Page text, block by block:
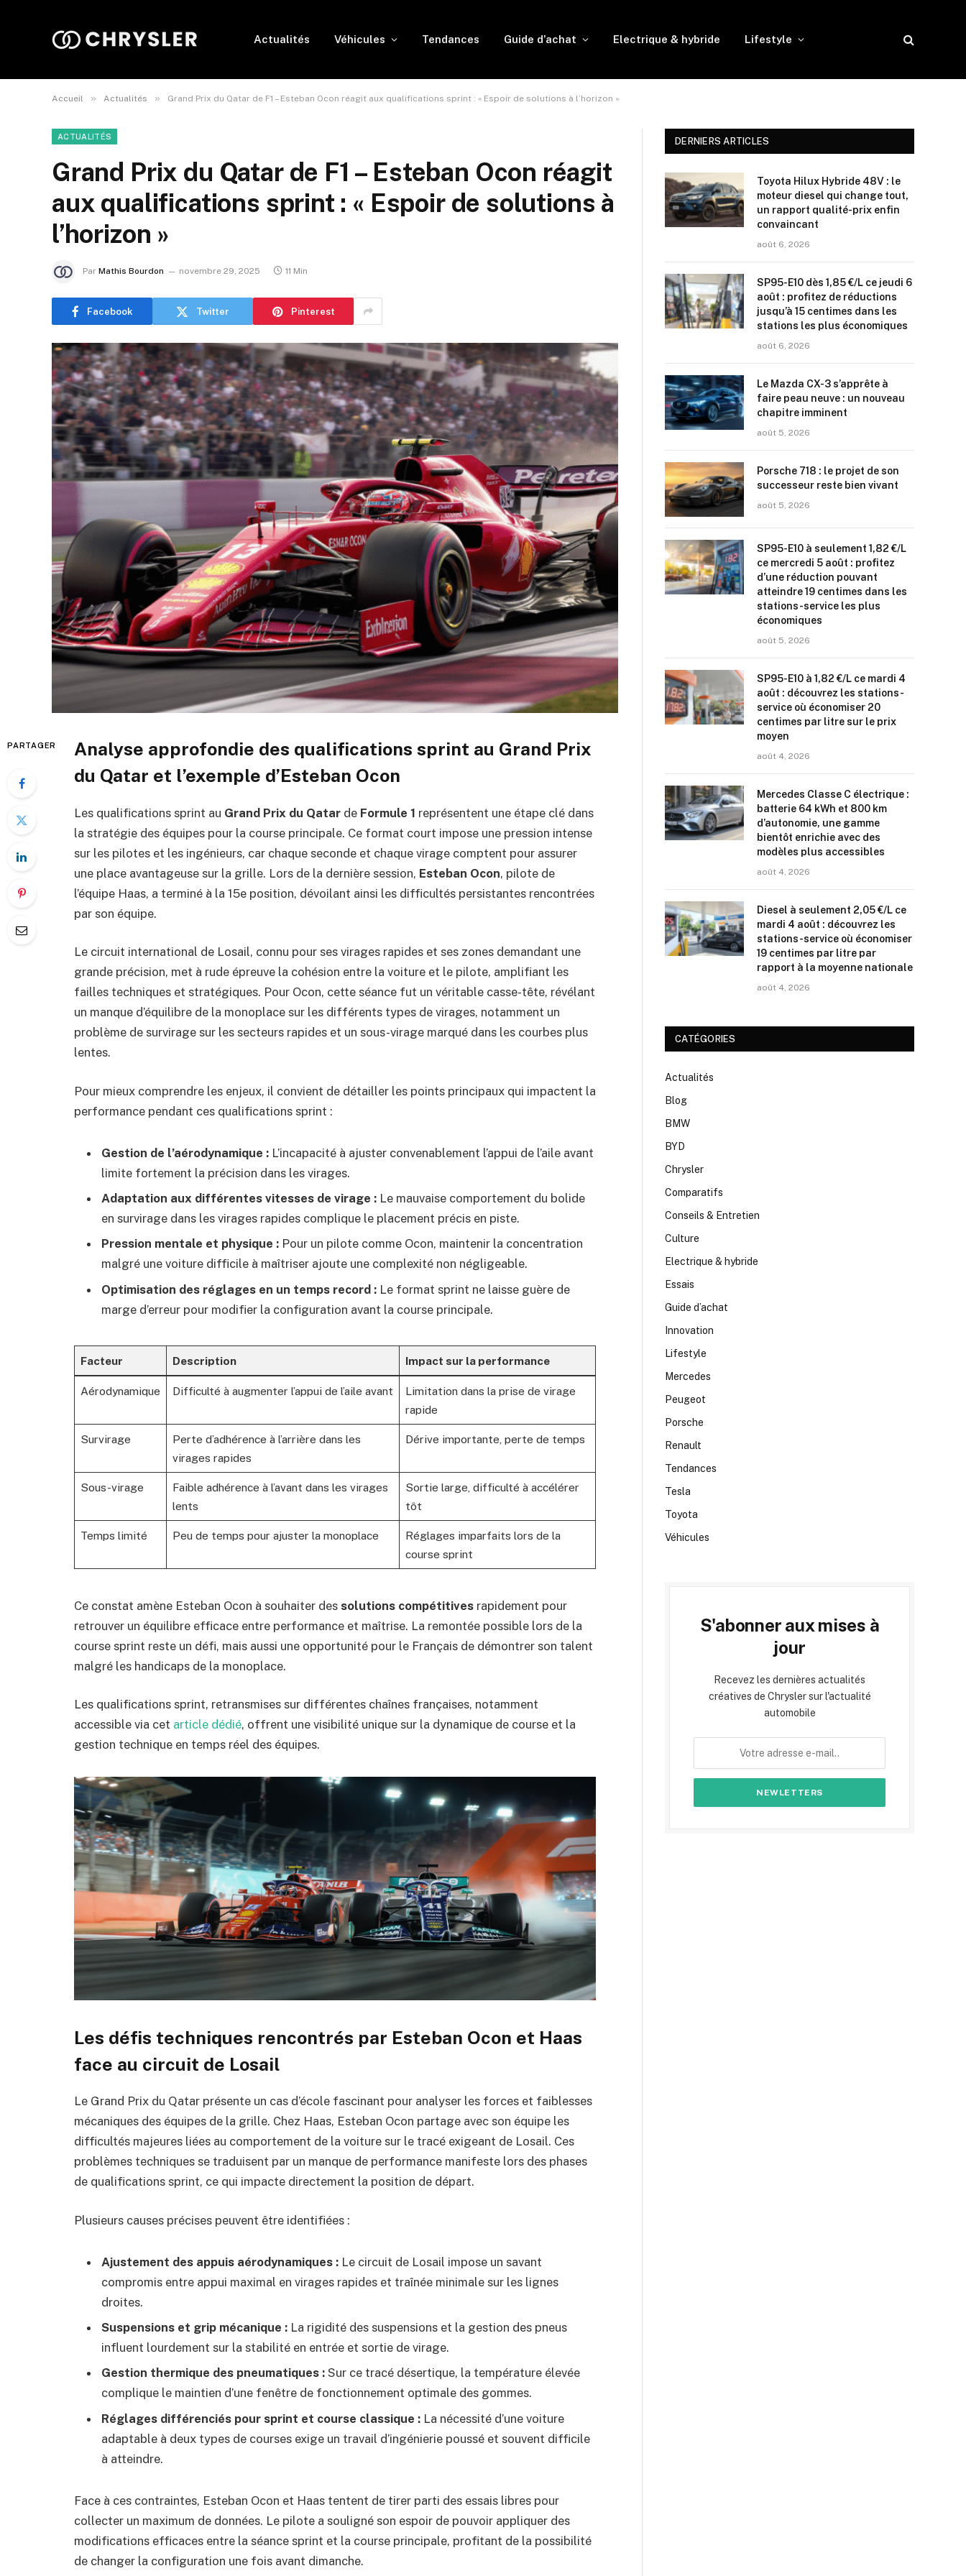
Actualités Véhicules Tendances Guide d’achat Electrique & hybride Lifestyle
Accueil » Actualités » Grand Prix du Qatar de F1 – Esteban Ocon réagit aux qualifications sprint : « Espoir de solutions à l’horizon »
ACTUALITÉS
Grand Prix du Qatar de F1 – Esteban Ocon réagit
aux qualifications sprint : « Espoir de solutions à
l’horizon »
Par Mathis Bourdon novembre 29, 2025 11 Min
Facebook Twitter Pinterest
PARTAGER
Analyse approfondie des qualifications sprint au Grand Prix
du Qatar et l’exemple d’Esteban Ocon
Les qualifications sprint au Grand Prix du Qatar de Formule 1 représentent une étape clé dans
la stratégie des équipes pour la course principale. Ce format court impose une pression intense
sur les pilotes et les ingénieurs, car chaque seconde et chaque virage comptent pour assurer
une place avantageuse sur la grille. Lors de la dernière session, Esteban Ocon, pilote de
l’équipe Haas, a terminé à la 15e position, dévoilant ainsi les difficultés persistantes rencontrées
par son équipe.
Le circuit international de Losail, connu pour ses virages rapides et ses zones demandant une
grande précision, met à rude épreuve la cohésion entre la voiture et le pilote, amplifiant les
failles techniques et stratégiques. Pour Ocon, cette séance fut un véritable casse-tête, révélant
un manque d’équilibre de la monoplace sur les différents types de virages, notamment un
problème de survirage sur les secteurs rapides et un sous-virage marqué dans les courbes plus
lentes.
Pour mieux comprendre les enjeux, il convient de détailler les points principaux qui impactent la
performance pendant ces qualifications sprint :
Gestion de l’aérodynamique : L’incapacité à ajuster convenablement l’appui de l’aile avant
limite fortement la précision dans les virages.
Adaptation aux différentes vitesses de virage : Le mauvaise comportement du bolide
en survirage dans les virages rapides complique le placement précis en piste.
Pression mentale et physique : Pour un pilote comme Ocon, maintenir la concentration
malgré une voiture difficile à maîtriser ajoute une complexité non négligeable.
Optimisation des réglages en un temps record : Le format sprint ne laisse guère de
marge d’erreur pour modifier la configuration avant la course principale.
Facteur Description Impact sur la performance
Aérodynamique Difficulté à augmenter l’appui de l’aile avant
Limitation dans la prise de virage
rapide
Survirage
Perte d’adhérence à l’arrière dans les
virages rapides
Dérive importante, perte de temps
Sous-virage
Faible adhérence à l’avant dans les virages
lents
Sortie large, difficulté à accélérer
tôt
Temps limité Peu de temps pour ajuster la monoplace
Réglages imparfaits lors de la
course sprint
Ce constat amène Esteban Ocon à souhaiter des solutions compétitives rapidement pour
retrouver un équilibre efficace entre performance et maîtrise. La remontée possible lors de la
course sprint reste un défi, mais aussi une opportunité pour le Français de démontrer son talent
malgré les handicaps de la monoplace.
Les qualifications sprint, retransmises sur différentes chaînes françaises, notamment
accessible via cet article dédié, offrent une visibilité unique sur la dynamique de course et la
gestion technique en temps réel des équipes.
Les défis techniques rencontrés par Esteban Ocon et Haas
face au circuit de Losail
Le Grand Prix du Qatar présente un cas d’école fascinant pour analyser les forces et faiblesses
mécaniques des équipes de la grille. Chez Haas, Esteban Ocon partage avec son équipe les
difficultés majeures liées au comportement de la voiture sur le tracé exigeant de Losail. Ces
problèmes techniques se traduisent par un manque de performance manifeste lors des phases
de qualifications sprint, ce qui impacte directement la position de départ.
Plusieurs causes précises peuvent être identifiées :
Ajustement des appuis aérodynamiques : Le circuit de Losail impose un savant
compromis entre appui maximal en virages rapides et traînée minimale sur les lignes
droites.
Suspensions et grip mécanique : La rigidité des suspensions et la gestion des pneus
influent lourdement sur la stabilité en entrée et sortie de virage.
Gestion thermique des pneumatiques : Sur ce tracé désertique, la température élevée
complique le maintien d’une fenêtre de fonctionnement optimale des gommes.
Réglages différenciés pour sprint et course classique : La nécessité d’une voiture
adaptable à deux types de courses exige un travail d’ingénierie poussé et souvent difficile
à atteindre.
Face à ces contraintes, Esteban Ocon et Haas tentent de tirer parti des essais libres pour
collecter un maximum de données. Le pilote a souligné son espoir de pouvoir appliquer des
modifications efficaces entre la séance sprint et la course principale, profitant de la possibilité
de changer la configuration une fois avant dimanche.
DERNIERS ARTICLES
Toyota Hilux Hybride 48V : le
moteur diesel qui change tout,
un rapport qualité-prix enfin
convaincant
août 6, 2026
SP95-E10 dès 1,85 €/L ce jeudi 6
août : profitez de réductions
jusqu’à 15 centimes dans les
stations les plus économiques
août 6, 2026
Le Mazda CX-3 s’apprête à
faire peau neuve : un nouveau
chapitre imminent
août 5, 2026
Porsche 718 : le projet de son
successeur reste bien vivant
août 5, 2026
SP95-E10 à seulement 1,82 €/L
ce mercredi 5 août : profitez
d’une réduction pouvant
atteindre 19 centimes dans les
stations-service les plus
économiques
août 5, 2026
SP95-E10 à 1,82 €/L ce mardi 4
août : découvrez les stations-
service où économiser 20
centimes par litre sur le prix
moyen
août 4, 2026
Mercedes Classe C électrique :
batterie 64 kWh et 800 km
d’autonomie, une gamme
bientôt enrichie avec des
modèles plus accessibles
août 4, 2026
Diesel à seulement 2,05 €/L ce
mardi 4 août : découvrez les
stations-service où économiser
19 centimes par litre par
rapport à la moyenne nationale
août 4, 2026
CATÉGORIES
Actualités
Blog
BMW
BYD
Chrysler
Comparatifs
Conseils & Entretien
Culture
Electrique & hybride
Essais
Guide d’achat
Innovation
Lifestyle
Mercedes
Peugeot
Porsche
Renault
Tendances
Tesla
Toyota
Véhicules
S'abonner aux mises à
jour
Recevez les dernières actualités
créatives de Chrysler sur l'actualité
automobile